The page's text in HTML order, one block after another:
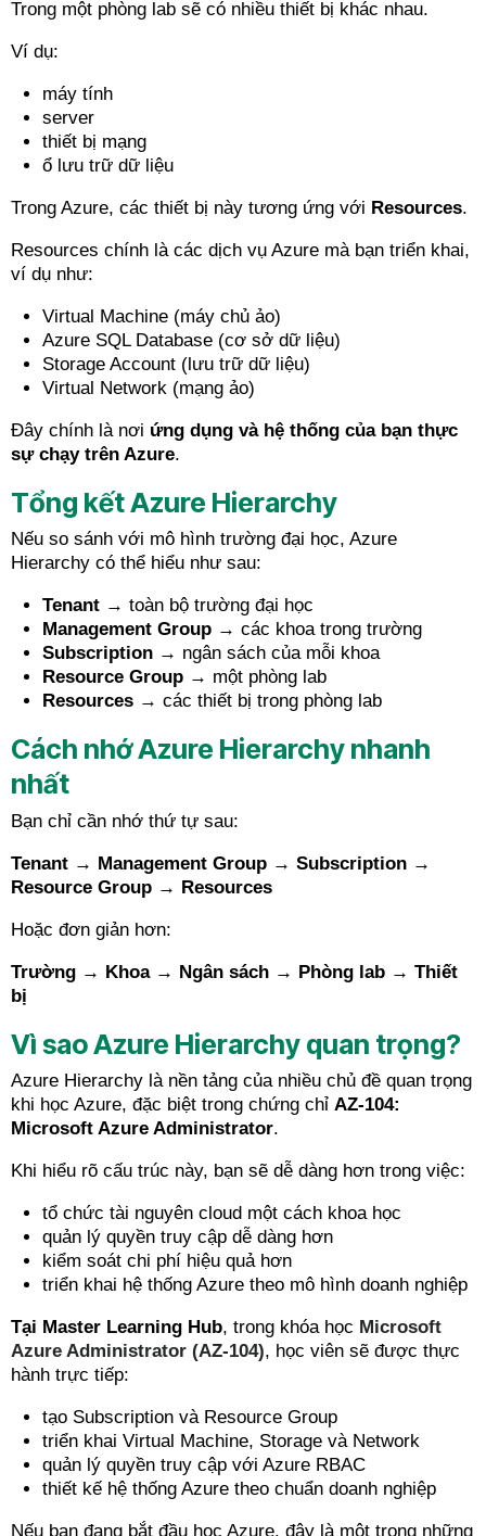
Trong một phòng lab sẽ có nhiều thiết bị khác nhau.
Ví dụ:
máy tính
server
thiết bị mạng
ổ lưu trữ dữ liệu
Trong Azure, các thiết bị này tương ứng với Resources.
Resources chính là các dịch vụ Azure mà bạn triển khai,
ví dụ như:
Virtual Machine (máy chủ ảo)
Azure SQL Database (cơ sở dữ liệu)
Storage Account (lưu trữ dữ liệu)
Virtual Network (mạng ảo)
Đây chính là nơi ứng dụng và hệ thống của bạn thực
sự chạy trên Azure.
Tổng kết Azure Hierarchy
Nếu so sánh với mô hình trường đại học, Azure
Hierarchy có thể hiểu như sau:
Tenant→ toàn bộ trường đại học
Management Group→ các khoa trong trường
Subscription→ ngân sách của mỗi khoa
Resource Group→ một phòng lab
Resources→ các thiết bị trong phòng lab
Cách nhớ Azure Hierarchy nhanh
nhất
Bạn chỉ cần nhớ thứ tự sau:
Tenant → Management Group → Subscription →
Resource Group → Resources
Hoặc đơn giản hơn:
Trường → Khoa → Ngân sách → Phòng lab → Thiết
bị
Vì sao Azure Hierarchy quan trọng?
Azure Hierarchy là nền tảng của nhiều chủ đề quan trọng
khi học Azure, đặc biệt trong chứng chỉ AZ-104:
Microsoft Azure Administrator.
Khi hiểu rõ cấu trúc này, bạn sẽ dễ dàng hơn trong việc:
tổ chức tài nguyên cloud một cách khoa học
quản lý quyền truy cập dễ dàng hơn
kiểm soát chi phí hiệu quả hơn
triển khai hệ thống Azure theo mô hình doanh nghiệp
Tại Master Learning Hub, trong khóa học Microsoft
Azure Administrator (AZ-104), học viên sẽ được thực
hành trực tiếp:
tạo Subscription và Resource Group
triển khai Virtual Machine, Storage và Network
quản lý quyền truy cập với Azure RBAC
thiết kế hệ thống Azure theo chuẩn doanh nghiệp
Nếu bạn đang bắt đầu học Azure, đây là một trong những